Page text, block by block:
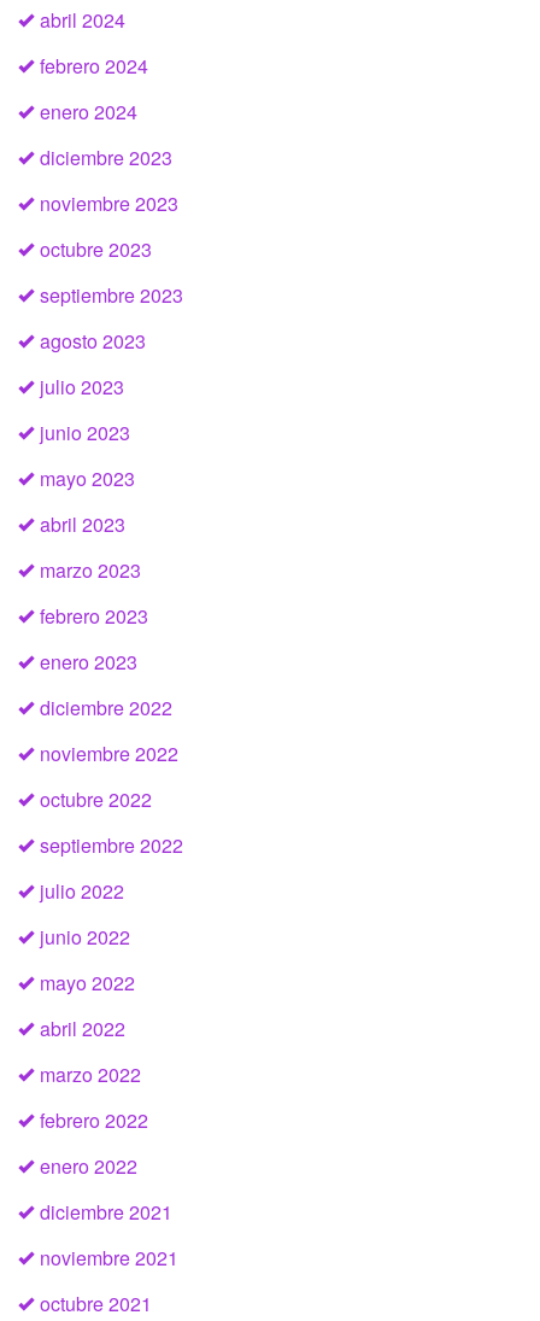
abril 2024
febrero 2024
enero 2024
diciembre 2023
noviembre 2023
octubre 2023
septiembre 2023
agosto 2023
julio 2023
junio 2023
mayo 2023
abril 2023
marzo 2023
febrero 2023
enero 2023
diciembre 2022
noviembre 2022
octubre 2022
septiembre 2022
julio 2022
junio 2022
mayo 2022
abril 2022
marzo 2022
febrero 2022
enero 2022
diciembre 2021
noviembre 2021
octubre 2021